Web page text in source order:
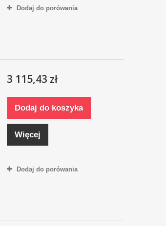
Dodaj do porówania
3 115,43 zł
Dodaj do koszyka
Więcej
Dodaj do porówania